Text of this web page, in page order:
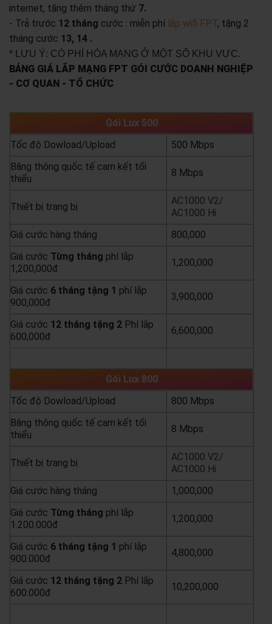
internet, tặng thêm tháng thứ 7.
- Trả trước 12 tháng cước : miễn phí lắp wifi FPT, tặng 2
tháng cước 13, 14 .
* LƯU Ý: CÓ PHÍ HÒA MẠNG Ở MỘT SỐ KHU VỰC.
BẢNG GIÁ LẮP MẠNG FPT GÓI CƯỚC DOANH NGHIỆP
- CƠ QUAN - TỔ CHỨC
Gói Lux 500
Tốc độ Dowload/Upload
500 Mbps
Băng thông quốc tế cam kết tối
thiểu
8 Mbps
Thiết bị trang bị
AC1000 V2/
AC1000 Hi
Giá cước hàng tháng
800,000
Giá cước Từng tháng phí lắp
1,200,000đ
1,200,000
Giá cước 6 tháng tặng 1 phí lắp
900,000đ
3,900,000
Giá cước 12 tháng tặng 2 Phí lắp
600,000đ
6,600,000
Gói Lux 800
Tốc độ Dowload/Upload
800 Mbps
Băng thông quốc tế cam kết tối
thiểu
8 Mbps
Thiết bị trang bị
AC1000 V2/
AC1000 Hi
Giá cước hàng tháng
1,000,000
Giá cước Từng tháng phí lắp
1.200.000đ
1,200,000
Giá cước 6 tháng tặng 1 phí lắp
900.000đ
4,800,000
Giá cước 12 tháng tặng 2 Phí lắp
600.000đ
10,200,000